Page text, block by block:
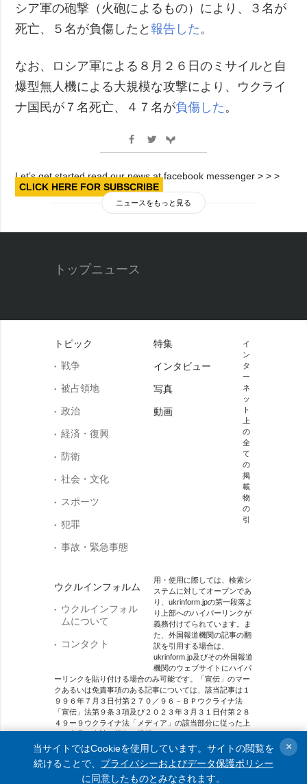
シア軍の砲撃（火砲によるもの）により、３名が
死亡、５名が負傷したと報告した。
なお、ロシア軍による８月２６日のミサイルと自
爆型無人機による大規模な攻撃により、ウクライ
ナ国民が７名死亡、４７名が負傷した。
Let’s get started read our news at facebook messenger > > >
CLICK HERE FOR SUBSCRIBE
ニュースをもっと見る
トップニュース
トピック
戦争
被占領地
政治
経済・復興
防衛
社会・文化
スポーツ
犯罪
事故・緊急事態
ウクルインフォルム
ウクルインフォル
ムについて
コンタクト
特集
インタビュー
写真
動画
イ
ン
タ
ー
ネ
ッ
ト
上
の
全
て
の
掲
載
物
の
引
用・使用に際しては、検索シ
ステムに対してオープンであ
り、ukrinform.jpの第一段落よ
り上部へのハイパーリンクが
義務付けてられています。ま
た、外国報道機関の記事の翻
訳を引用する場合は、
ukrinform.jp及びその外国報道
機関のウェブサイトにハイパ
ーリンクを貼り付ける場合のみ可能です。「宣伝」のマー
クあるいは免責事項のある記事については、該当記事は１
９９６年７月３日付第２７０／９６－ＢＰウクライナ法
「宣伝」法第９条３項及び２０２３年３月３１日付第２８
４９ー９ウクライナ法「メディア」の該当部分に従った上
オンラインメディア主体 メディア識別番号：R40-01421.
© 2015-2026 Ukrinform. All rights reserved.
当サイトではCookieを使用しています。サイトの閲覧を
続けることで、 プライバシーおよびデータ保護ポリシー
に同意したものとみなされます。
×